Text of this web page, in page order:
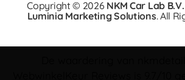
Copyright © 2026 NKM Car Lab B.V.
Luminia Marketing Solutions. All